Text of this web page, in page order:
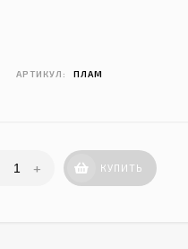
АРТИКУЛ: ПЛАМ
+ КУПИТЬ